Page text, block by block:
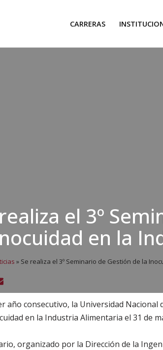
CARRERAS
el 3º
en la
» Se realiza el 3º Seminario de Gestión de la
año consecutivo, la Universidad Nacional
en la Industria Alimentaria el 31 de
organizado por la Dirección de la